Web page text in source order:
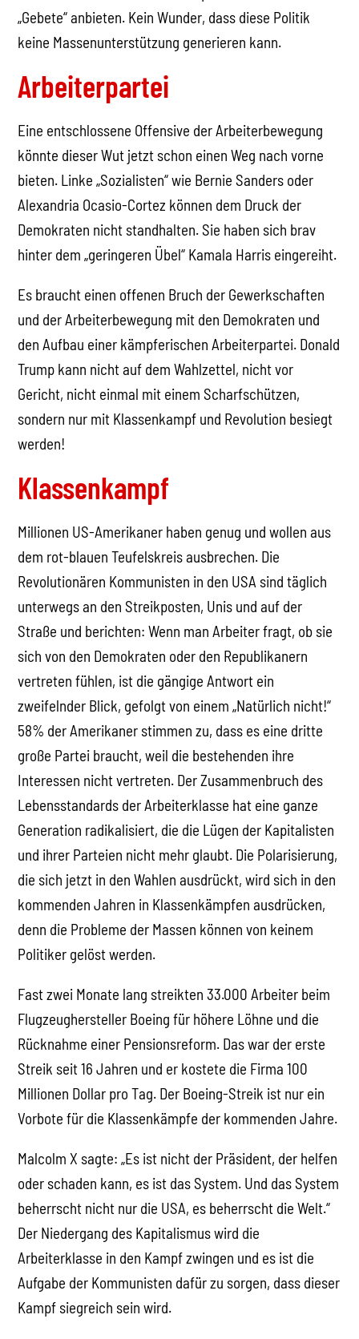
„Gebete“ anbieten. Kein Wunder, dass diese Politik
keine Massenunterstützung generieren kann.
Arbeiterpartei
Eine entschlossene Offensive der Arbeiterbewegung
könnte dieser Wut jetzt schon einen Weg nach vorne
bieten. Linke „Sozialisten“ wie Bernie Sanders oder
Alexandria Ocasio-Cortez können dem Druck der
Demokraten nicht standhalten. Sie haben sich brav
hinter dem „geringeren Übel“ Kamala Harris eingereiht.
Es braucht einen offenen Bruch der Gewerkschaften
und der Arbeiterbewegung mit den Demokraten und
den Aufbau einer kämpferischen Arbeiterpartei. Donald
Trump kann nicht auf dem Wahlzettel, nicht vor
Gericht, nicht einmal mit einem Scharfschützen,
sondern nur mit Klassenkampf und Revolution besiegt
werden!
Klassenkampf
Millionen US-Amerikaner haben genug und wollen aus
dem rot-blauen Teufelskreis ausbrechen. Die
Revolutionären Kommunisten in den USA sind täglich
unterwegs an den Streikposten, Unis und auf der
Straße und berichten: Wenn man Arbeiter fragt, ob sie
sich von den Demokraten oder den Republikanern
vertreten fühlen, ist die gängige Antwort ein
zweifelnder Blick, gefolgt von einem „Natürlich nicht!“
58% der Amerikaner stimmen zu, dass es eine dritte
große Partei braucht, weil die bestehenden ihre
Interessen nicht vertreten. Der Zusammenbruch des
Lebensstandards der Arbeiterklasse hat eine ganze
Generation radikalisiert, die die Lügen der Kapitalisten
und ihrer Parteien nicht mehr glaubt. Die Polarisierung,
die sich jetzt in den Wahlen ausdrückt, wird sich in den
kommenden Jahren in Klassenkämpfen ausdrücken,
denn die Probleme der Massen können von keinem
Politiker gelöst werden.
Fast zwei Monate lang streikten 33.000 Arbeiter beim
Flugzeughersteller Boeing für höhere Löhne und die
Rücknahme einer Pensionsreform. Das war der erste
Streik seit 16 Jahren und er kostete die Firma 100
Millionen Dollar pro Tag. Der Boeing-Streik ist nur ein
Vorbote für die Klassenkämpfe der kommenden Jahre.
Malcolm X sagte: „Es ist nicht der Präsident, der helfen
oder schaden kann, es ist das System. Und das System
beherrscht nicht nur die USA, es beherrscht die Welt.“
Der Niedergang des Kapitalismus wird die
Arbeiterklasse in den Kampf zwingen und es ist die
Aufgabe der Kommunisten dafür zu sorgen, dass dieser
Kampf siegreich sein wird.